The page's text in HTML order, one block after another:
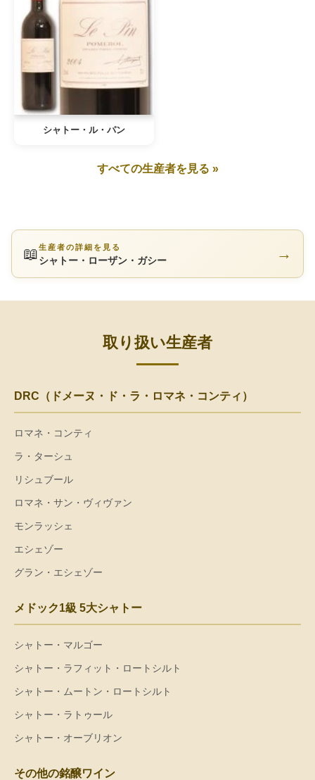
シャトー・ル・パン
すべての生産者を見る »
📖生産者の詳細を見る
シャトー・ローザン・ガシー →
取り扱い生産者
DRC（ドメーヌ・ド・ラ・ロマネ・コンティ）
ロマネ・コンティ
ラ・ターシュ
リシュブール
ロマネ・サン・ヴィヴァン
モンラッシェ
エシェゾー
グラン・エシェゾー
メドック1級 5大シャトー
シャトー・マルゴー
シャトー・ラフィット・ロートシルト
シャトー・ムートン・ロートシルト
シャトー・ラトゥール
シャトー・オーブリオン
その他の銘醸ワイン